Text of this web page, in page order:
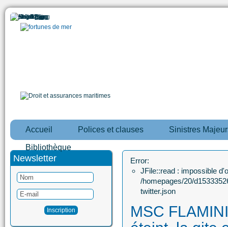
Accueil Polices et clauses Sinistres
Bibliothèque
Newsletter
Error:
JFile::read : impossible
/homepages/20/
twitter.json
MSC